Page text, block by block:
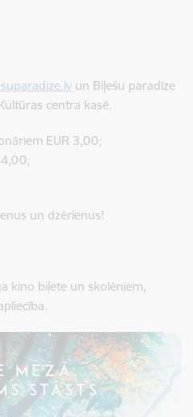
un Biļešu paradīze
centra kasē.
EUR 3,00;
un dzērienus!
kino biļete un skolēniem,